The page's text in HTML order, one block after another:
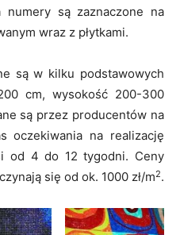
są zaznaczone na
wraz z płytkami.
są w kilku podstawowych
cm, wysokość 200-300
są przez producentów na
oczekiwania na realizację
od 4 do 12 tygodni. Ceny
się od ok. 1000 zł/m2.